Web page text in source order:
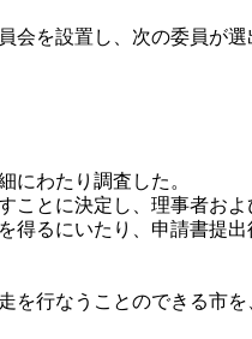
を設置し、次の委員が選
わたり調査した。
ことに決定し、理事者およ
得るにいたり、申請書提出
を行なうことのできる市を